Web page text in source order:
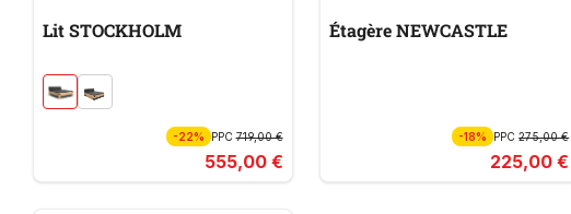
Lit STOCKHOLM
-22% PPC719,00 €
555,00 €
Étagère NEWCASTLE
-18% PPC275,00 €
225,00 €